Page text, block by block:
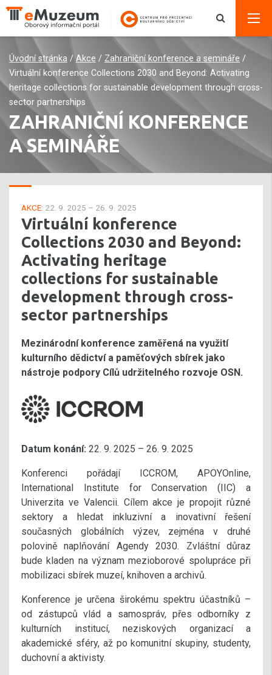
Úvodní stránka / Akce / Zahraniční konference a semináře /
Virtuální konference Collections 2030 and Beyond: Activating
heritage collections for sustainable development through cross-
sector partnerships
ZAHRANIČNÍ KONFERENCE
A SEMINÁŘE
AKCE: 22. 9. 2025 – 26. 9. 2025
Virtuální konference
Collections 2030 and Beyond:
Activating heritage
collections for sustainable
development through cross-
sector partnerships
Mezinárodní konference zaměřená na využití
kulturního dědictví a paměťových sbírek jako
nástroje podpory Cílů udržitelného rozvoje OSN.
Datum konání: 22. 9. 2025 – 26. 9. 2025
Konferenci pořádají ICCROM, APOYOnline,
International Institute for Conservation (IIC) a
Univerzita ve Valencii. Cílem akce je propojit různé
sektory a hledat inkluzivní a inovativní řešení
současných globálních výzev, zejména v druhé
polovině naplňování Agendy 2030. Zvláštní důraz
bude kladen na význam mezioborové spolupráce při
mobilizaci sbírek muzeí, knihoven a archivů.
Konference je určena širokému spektru účastníků –
od zástupců vlád a samospráv, přes odborníky z
kulturních institucí, neziskových organizací a
akademické sféry, až po komunitní skupiny, studenty,
duchovní a aktivisty.